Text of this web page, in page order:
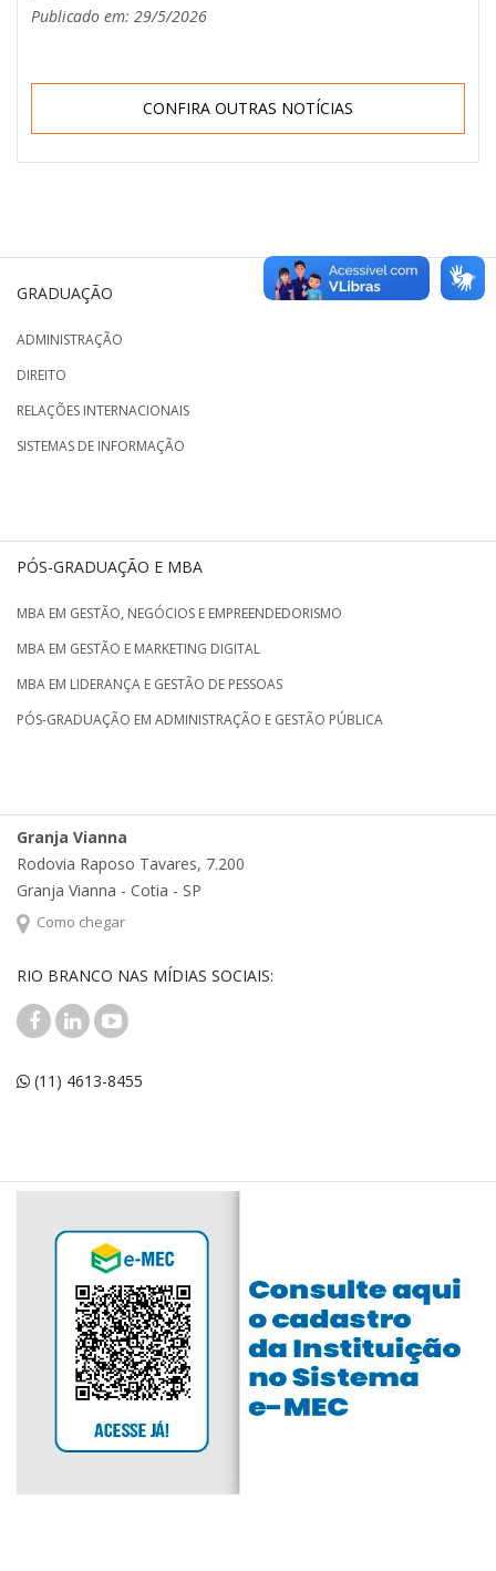
Publicado em: 29/5/2026
CONFIRA OUTRAS NOTÍCIAS
GRADUAÇÃO
ADMINISTRAÇÃO
DIREITO
RELAÇÕES INTERNACIONAIS
SISTEMAS DE INFORMAÇÃO
PÓS-GRADUAÇÃO E MBA
MBA EM GESTÃO, NEGÓCIOS E EMPREENDEDORISMO
MBA EM GESTÃO E MARKETING DIGITAL
MBA EM LIDERANÇA E GESTÃO DE PESSOAS
PÓS-GRADUAÇÃO EM ADMINISTRAÇÃO E GESTÃO PÚBLICA
Granja Vianna
Rodovia Raposo Tavares, 7.200
Granja Vianna - Cotia - SP
Como chegar
RIO BRANCO NAS MÍDIAS SOCIAIS:
(11) 4613-8455